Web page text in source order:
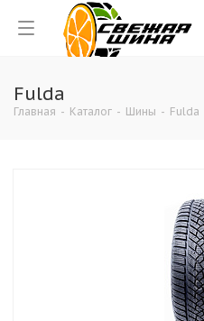
Fulda
Главная - Каталог - Шины - Fulda